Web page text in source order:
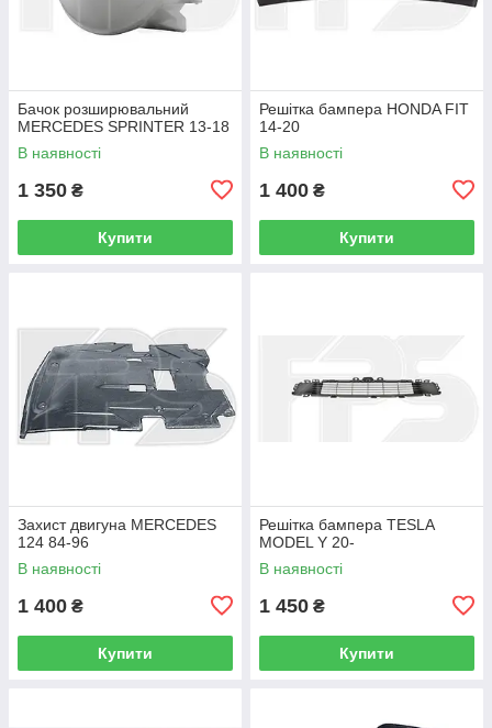
Бачок розширювальний
MERCEDES SPRINTER 13-18
В наявності
1 350 ₴
Купити
Решітка бампера HONDA FIT
14-20
В наявності
1 400 ₴
Купити
Захист двигуна MERCEDES
124 84-96
В наявності
1 400 ₴
Купити
Решітка бампера TESLA
MODEL Y 20-
В наявності
1 450 ₴
Купити